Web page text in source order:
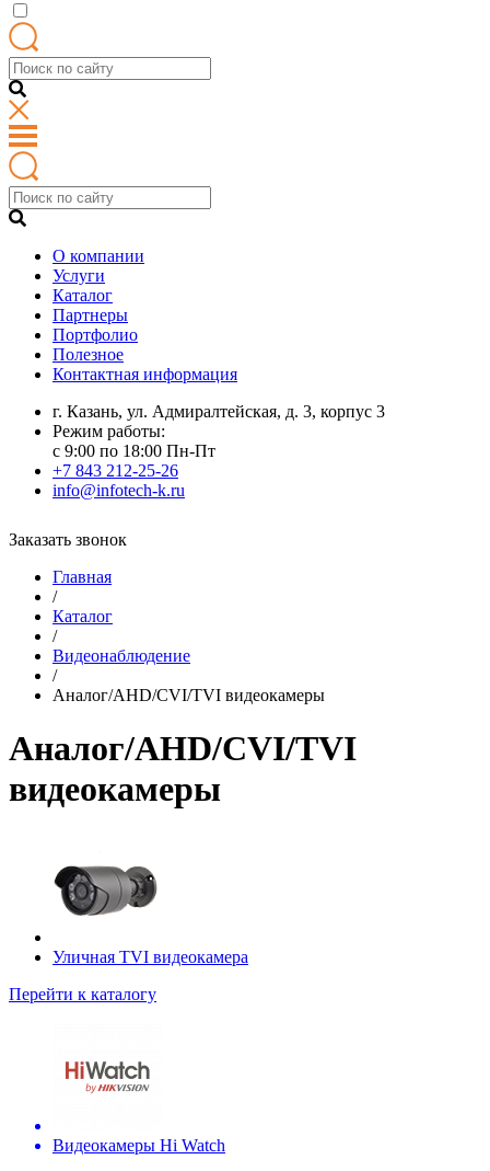
О компании
Услуги
Каталог
Партнеры
Портфолио
Полезное
Контактная информация
г. Казань, ул. Адмиралтейская, д. 3, корпус 3
Режим работы:
с 9:00 по 18:00 Пн-Пт
+7 843 212-25-26
info@infotech-k.ru
Заказать звонок
Главная
/
Каталог
/
Видеонаблюдение
/
Аналог/AHD/CVI/TVI видеокамеры
Аналог/AHD/CVI/TVI
видеокамеры
Уличная TVI видеокамера
Перейти к каталогу
Видеокамеры Hi Watch